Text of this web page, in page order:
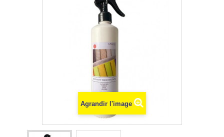
Agrandir l'image